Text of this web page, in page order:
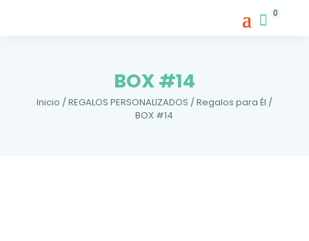
0
BOX #14
Inicio /REGALOS PERSONALIZADOS /Regalos para Él /
BOX #14